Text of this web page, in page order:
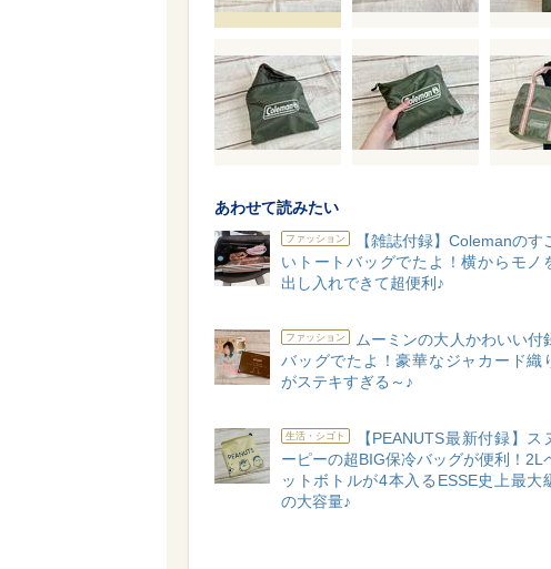
あわせて読みたい
ファッション
【雑誌付録】Colemanのす
いトートバッグでたよ！横からモノ
出し入れできて超便利♪
ファッション
ムーミンの大人かわいい付
バッグでたよ！豪華なジャカード織
がステキすぎる～♪
生活・シゴト
【PEANUTS最新付録】ス
ーピーの超BIG保冷バッグが便利！2L
ットボトルが4本入るESSE史上最大
の大容量♪